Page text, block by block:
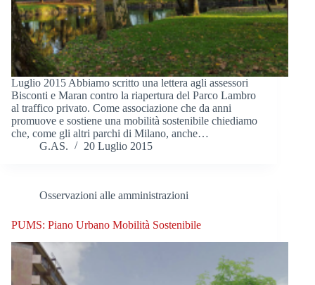
Luglio 2015 Abbiamo scritto una lettera agli assessori
Bisconti e Maran contro la riapertura del Parco Lambro
al traffico privato. Come associazione che da anni
promuove e sostiene una mobilità sostenibile chiediamo
che, come gli altri parchi di Milano, anche…
G.AS.
20 Luglio 2015
Osservazioni alle amministrazioni
PUMS: Piano Urbano Mobilità Sostenibile